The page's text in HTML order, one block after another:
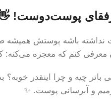
پوست‌دوست!
نداشته باشه پوستش همیشه
معرفی کنم که معجزه می‌کنه:
باتر چیه و چرا اینقدر
و آبرسانی پوست. ✨